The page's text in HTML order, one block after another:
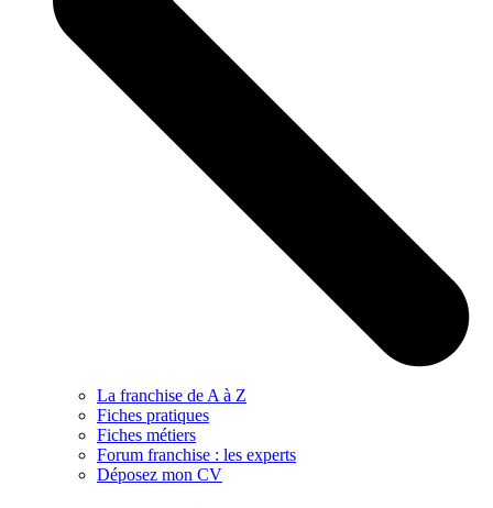
La franchise de A à Z
Fiches pratiques
Fiches métiers
Forum franchise : les experts
Déposez mon CV